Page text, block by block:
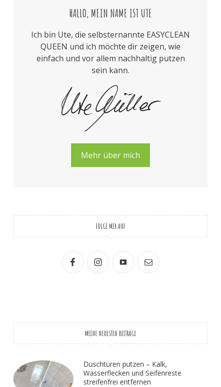
HALLO, MEIN NAME IST UTE
Ich bin Ute, die selbsternannte EASYCLEAN
QUEEN und ich möchte dir zeigen, wie
einfach und vor allem nachhaltig putzen
sein kann.
Mehr über mich
FOLGE MIR AUF
MEINE NEUESTEN BEITRÄGE
Duschtüren putzen – Kalk,
Wasserflecken und Seifenreste
streifenfrei entfernen